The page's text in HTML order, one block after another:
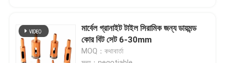
এইচএসএস ড্রিল বিট
চাদর ড্রিল বিট
মার্বেল গ্রানাইট টাইল সিরামিক জন্য ডায়মন্ড
কোর বিট সেট 6-30mm
MOQ：কথাবার্তা